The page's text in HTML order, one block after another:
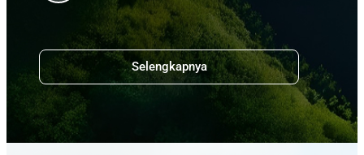
Selengkapnya